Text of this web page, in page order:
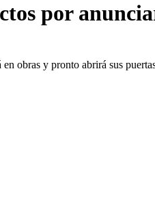
por
obras y pronto abrirá sus